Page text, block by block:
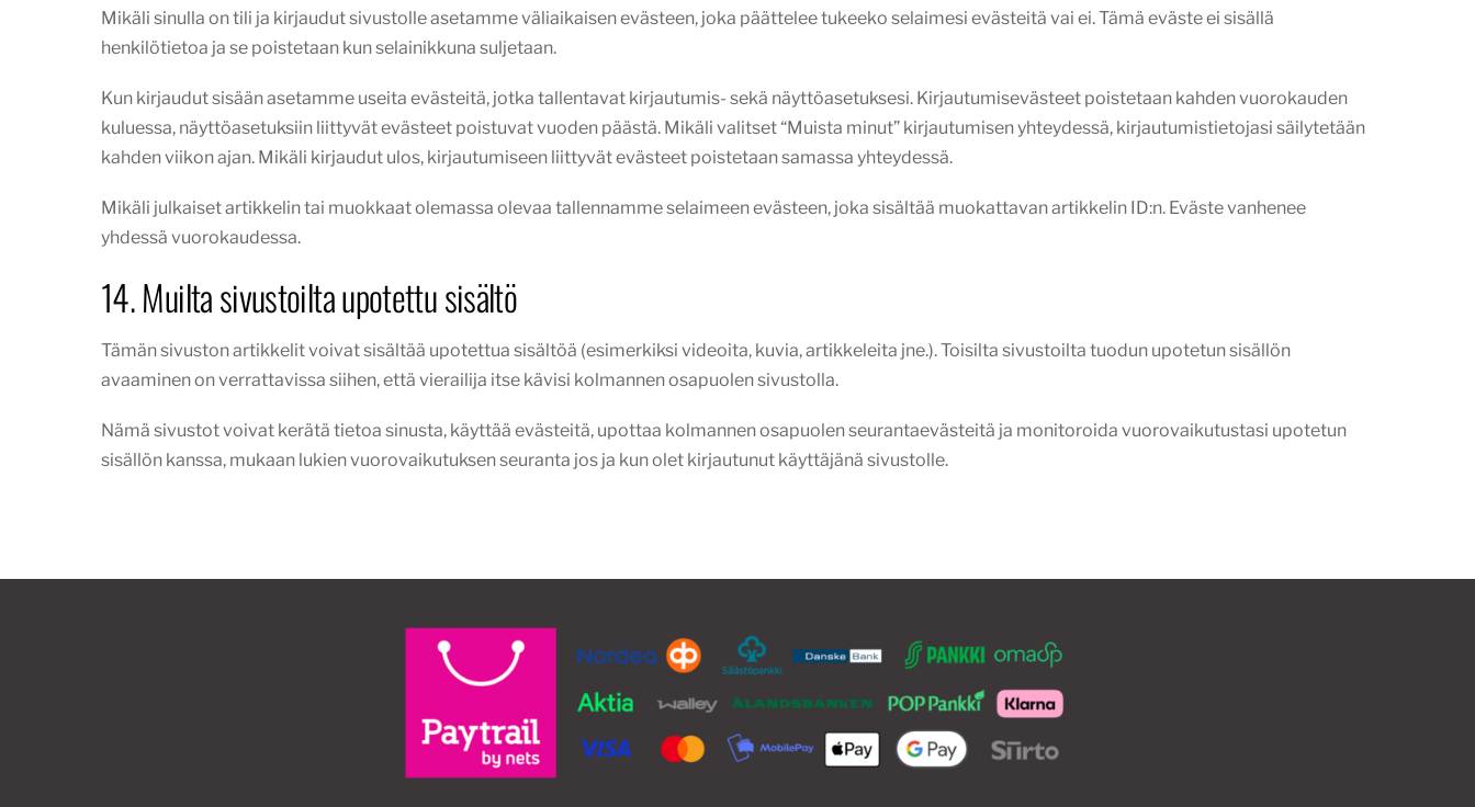
Mikäli sinulla on tili ja kirjaudut sivustolle asetamme väliaikaisen evästeen, joka päättelee tukeeko selaimesi evästeitä vai ei. Tämä eväste ei sisällä
henkilötietoa ja se poistetaan kun selainikkuna suljetaan.
Kun kirjaudut sisään asetamme useita evästeitä, jotka tallentavat kirjautumis- sekä näyttöasetuksesi. Kirjautumisevästeet poistetaan kahden vuorokauden
kuluessa, näyttöasetuksiin liittyvät evästeet poistuvat vuoden päästä. Mikäli valitset “Muista minut” kirjautumisen yhteydessä, kirjautumistietojasi säilytetään
kahden viikon ajan. Mikäli kirjaudut ulos, kirjautumiseen liittyvät evästeet poistetaan samassa yhteydessä.
Mikäli julkaiset artikkelin tai muokkaat olemassa olevaa tallennamme selaimeen evästeen, joka sisältää muokattavan artikkelin ID:n. Eväste vanhenee
yhdessä vuorokaudessa.
14. Muilta sivustoilta upotettu sisältö
Tämän sivuston artikkelit voivat sisältää upotettua sisältöä (esimerkiksi videoita, kuvia, artikkeleita jne.). Toisilta sivustoilta tuodun upotetun sisällön
avaaminen on verrattavissa siihen, että vierailija itse kävisi kolmannen osapuolen sivustolla.
Nämä sivustot voivat kerätä tietoa sinusta, käyttää evästeitä, upottaa kolmannen osapuolen seurantaevästeitä ja monitoroida vuorovaikutustasi upotetun
sisällön kanssa, mukaan lukien vuorovaikutuksen seuranta jos ja kun olet kirjautunut käyttäjänä sivustolle.